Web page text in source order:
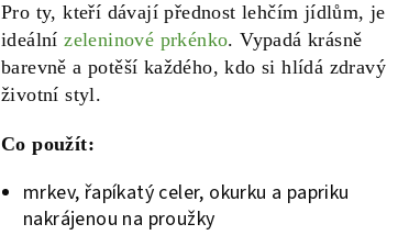
Pro ty, kteří dávají přednost lehčím jídlům, je
ideálnízeleninové prkénko. Vypadá krásně
barevně a potěší každého, kdo si hlídá zdravý
životní styl.
Co použít:
mrkev, řapíkatý celer, okurku a papriku
nakrájenou na proužky